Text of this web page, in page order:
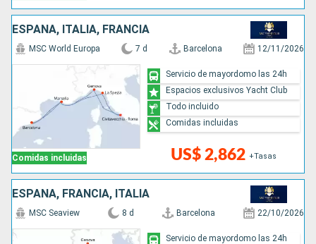
ESPAÑA, ITALIA, FRANCIA
Comidas incluidas
MSC World Europa 7 d Barcelona 12/11/2026
US$ 2,862 +Tasas
Servicio de mayordomo las 24h
Espacios exclusivos Yacht Club
Todo incluido
Comidas incluidas
ESPAÑA, FRANCIA, ITALIA
MSC Seaview 8 d Barcelona 22/10/2026
Servicio de mayordomo las 24h